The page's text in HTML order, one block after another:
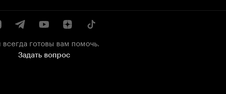
готовы вам помочь.
Задать вопрос